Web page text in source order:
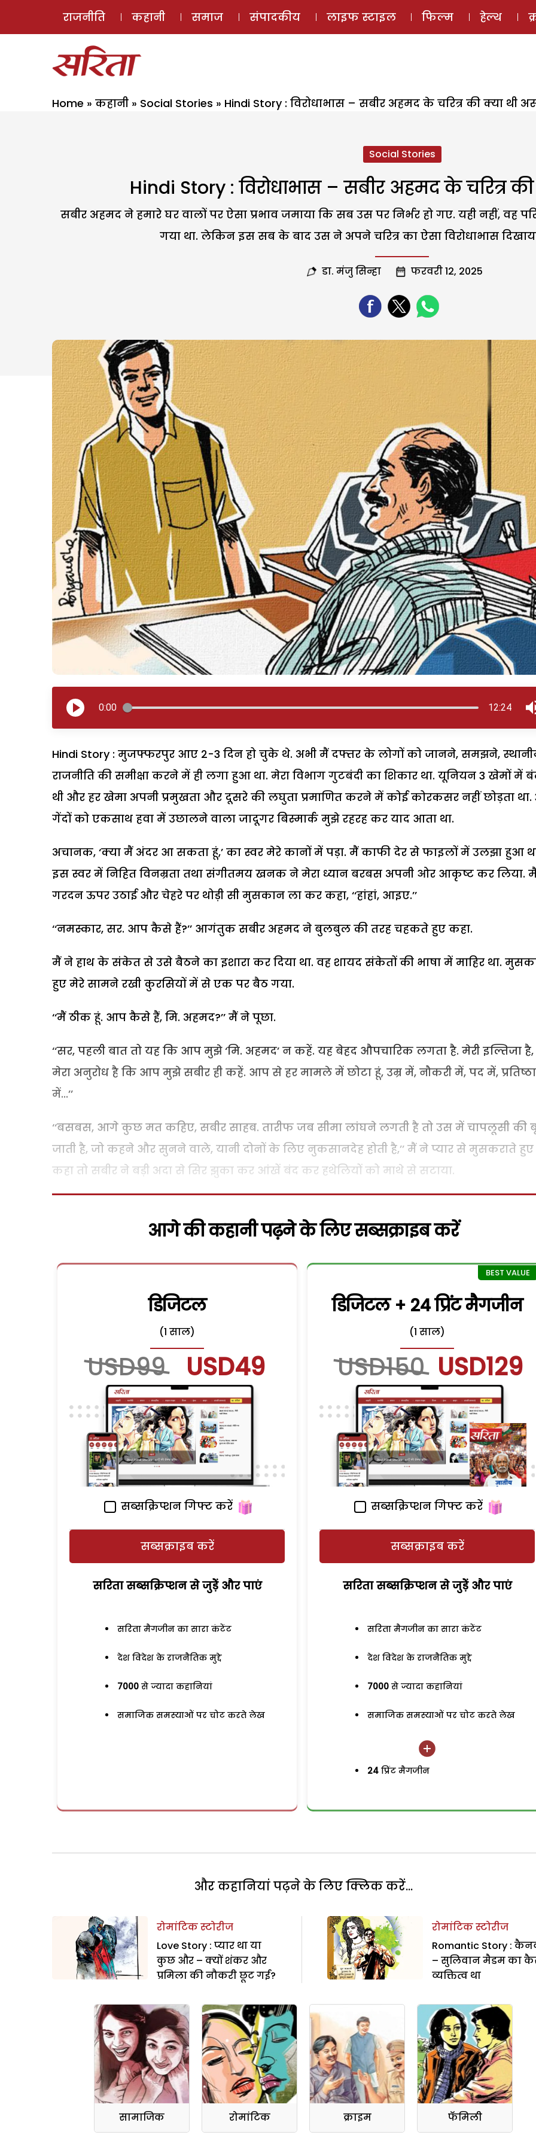
ई-मैगज़ीन
राजनीति कहानी समाज संपादकीय लाइफ स्टाइल फिल्म हेल्थ
Home » कहानी » Social Stories » Hindi Story : विरोधाभास – सबीर अहमद के चरित्र की क्या थी
Social Stories
Hindi Story : विरोधाभास – सबीर अहमद के चरित्र
सबीर अहमद ने हमारे घर वालों पर ऐसा प्रभाव जमाया कि सब उस पर निर्भर हो गए. यही नहीं,
गया था. लेकिन इस सब के बाद उस ने अपने चरित्र का ऐसा विरोधाभास
डा. मंजु सिन्हा फरवरी 12, 2025
0:00 12:24
Hindi Story : मुजफ्फरपुर आए 2-3 दिन हो चुके थे. अभी मैं दफ्तर के लोगों को जानने, समझने,
राजनीति की समीक्षा करने में ही लगा हुआ था. मेरा विभाग गुटबंदी का शिकार था. यूनियन 3 खेमों में
थी और हर खेमा अपनी प्रमुखता और दूसरे की लघुता प्रमाणित करने में कोई कोरकसर नहीं छोड़ता था.
गेंदों को एकसाथ हवा में उछालने वाला जादूगर बिस्मार्क मुझे रहरह कर याद आता था.
अचानक, ‘क्या मैं अंदर आ सकता हूं,’ का स्वर मेरे कानों में पड़ा. मैं काफी देर से फाइलों में उलझा हुआ
इस स्वर में निहित विनम्रता तथा संगीतमय खनक ने मेरा ध्यान बरबस अपनी ओर आकृष्ट कर लिया.
गरदन ऊपर उठाई और चेहरे पर थोड़ी सी मुसकान ला कर कहा, ‘‘हांहां, आइए.’’
‘‘नमस्कार, सर. आप कैसे हैं?’’ आगंतुक सबीर अहमद ने बुलबुल की तरह चहकते हुए कहा.
मैं ने हाथ के संकेत से उसे बैठने का इशारा कर दिया था. वह शायद संकेतों की भाषा में माहिर था.
हुए मेरे सामने रखी कुरसियों में से एक पर बैठ गया.
‘‘मैं ठीक हूं. आप कैसे हैं, मि. अहमद?’’ मैं ने पूछा.
‘‘सर, पहली बात तो यह कि आप मुझे ‘मि. अहमद’ न कहें. यह बेहद औपचारिक लगता है. मेरी इल्तिजा है,
मेरा अनुरोध है कि आप मुझे सबीर ही कहें. आप से हर मामले में छोटा हूं, उम्र में, नौकरी में, पद में, प्रतिष्ठा
में...’’
‘‘बसबस, आगे कुछ मत कहिए, सबीर साहब. तारीफ जब सीमा लांघने लगती है तो उस में चापलूसी की
जाती है, जो कहने और सुनने वाले, यानी दोनों के लिए नुकसानदेह होती है,’’ मैं ने प्यार से मुसकराते हुए
कहा तो सबीर ने बड़ी अदा से सिर झुका कर आंखें बंद कर हथेलियों को माथे से सटाया.
आगे की कहानी पढ़ने के लिए सब्सक्राइब करें
डिजिटल
(1 साल)
USD99 USD49
सब्सक्रिप्शन गिफ्ट करें
सब्सक्राइब करें
सरिता सब्सक्रिप्शन से जुड़ेें और पाएं
सरिता मैगजीन का सारा कंटेंट
देश विदेश के राजनैतिक मुद्दे
7000 से ज्यादा कहानियां
समाजिक समस्याओं पर चोट करते लेख
डिजिटल + 24 प्रिंट मैगजीन
(1 साल)
USD150 USD129
सब्सक्रिप्शन गिफ्ट करें
सब्सक्राइब करें
सरिता सब्सक्रिप्शन से जुड़ेें और पाएं
सरिता मैगजीन का सारा कंटेंट
देश विदेश के राजनैतिक मुद्दे
7000 से ज्यादा कहानियां
समाजिक समस्याओं पर चोट करते लेख
24 प्रिंट मैगजीन
और कहानियां पढ़ने के लिए क्लिक करें...
रोमांटिक स्टोरीज
Love Story : प्यार था या
कुछ और – क्यों शंकर और
प्रमिला की नौकरी छूट गई?
रोमांटिक स्टोरीज
Romantic Story :
– सुलिवान मैडम का
व्यक्तित्व था
सामाजिक रोमांटिक क्राइम फॅमिली